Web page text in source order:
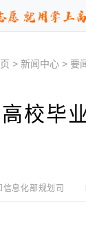
>新闻中心 > 要
校毕
信息化部规划司